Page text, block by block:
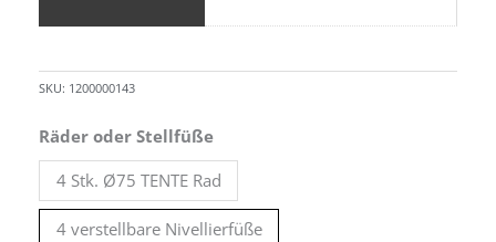
SKU: 1200000143
Räder oder Stellfüße
4 Stk. Ø75 TENTE Rad
4 verstellbare Nivellierfüße